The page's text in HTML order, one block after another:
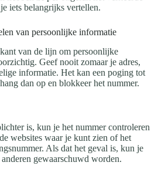
iets belangrijks vertellen.
van persoonlijke informatie
van de lijn om persoonlijke
Geef nooit zomaar je adres,
informatie. Het kan een poging tot
dan op en blokkeer het nummer.
is, kun je het nummer controleren
websites waar je kunt zien of het
Als dat het geval is, kun je
gewaarschuwd worden.